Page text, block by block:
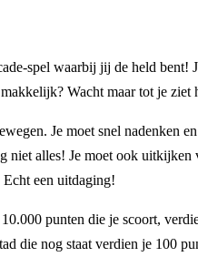
spel waarbij jij de held bent!
Wacht maar tot je ziet
Je moet snel nadenken
niet alles! Je moet ook
een uitdaging!
punten die je scoort,
die nog staat verdien je 100